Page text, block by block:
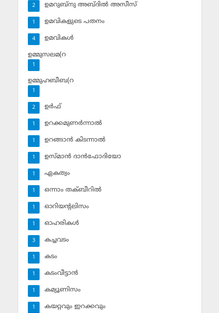
ഉമറുബ്‌നു അബ്ദില്‍ അസീസ്‌
2
ഉമവികളുടെ പതനം
1
ഉമവികള്‍
4
ഉമ്മുസലമ(റ
1
ഉമ്മുഹബീബ(റ
1
ഉര്‍ഫ്
2
ഉറക്കമുണര്‍ന്നാല്‍
1
ഉറങ്ങാന്‍ കിടന്നാല്‍
1
ഉസ്മാന്‍ ദാന്‍ഫോദിയോ
1
ഏകത്വം
1
ഒന്നാം തക്ബീറില്‍
1
ഓറിയന്റലിസം
1
ഓഹരികള്‍
1
കച്ചവടം
3
കടം
1
കടംവീട്ടാന്‍
1
കമ്യൂണിസം
1
കയറ്റവും ഇറക്കവും
1